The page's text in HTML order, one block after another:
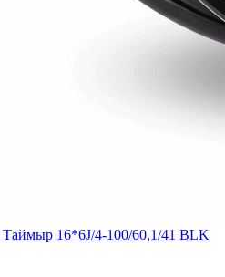
16*6J/4-100/60,1/41 BLK